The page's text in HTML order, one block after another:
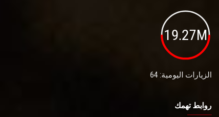
19.27M
الزيارات اليومية: 64
روابط تهمك